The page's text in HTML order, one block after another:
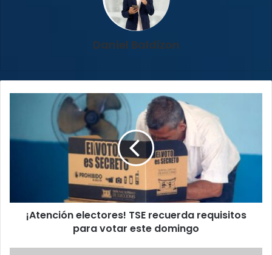
Daniel Baldizon
recuerda
domingo
¡Atención electores! TSE recuerda requisitos
para votar este domingo